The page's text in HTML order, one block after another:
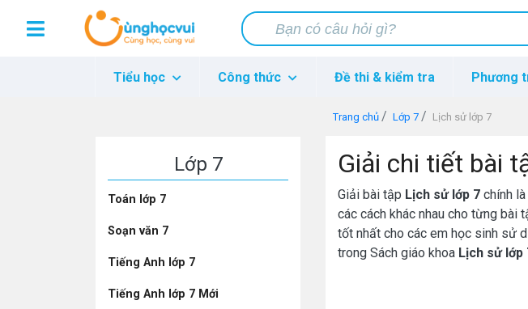
Tiểu học Công thức Đề thi & kiểm tra Phương
Trang chủ Lớp 7 Lịch sử lớp 7
Lớp 7
Toán lớp 7
Soạn văn 7
Tiếng Anh lớp 7
Tiếng Anh lớp 7 Mới
Giải chi tiết bài
Giải bài tập Lịch sử lớp 7 chính
các cách khác nhau cho từng bài
tốt nhất cho các em học sinh sử
trong Sách giáo khoa Lịch sử lớp